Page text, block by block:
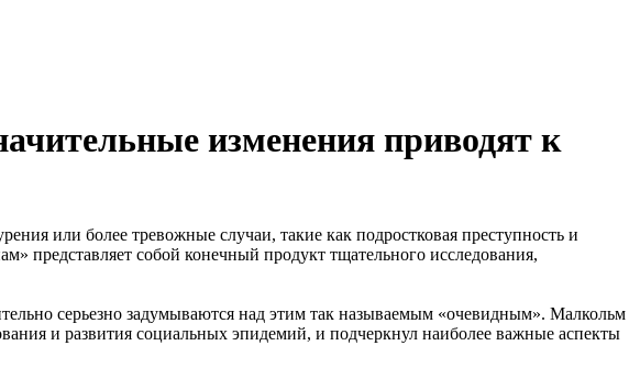
изменения приводят к
или более тревожные случаи, такие как подростковая преступность и
представляет собой конечный продукт тщательного исследования,
серьезно задумываются над этим так называемым «очевидным». Малкольм
и развития социальных эпидемий, и подчеркнул наиболее важные аспекты